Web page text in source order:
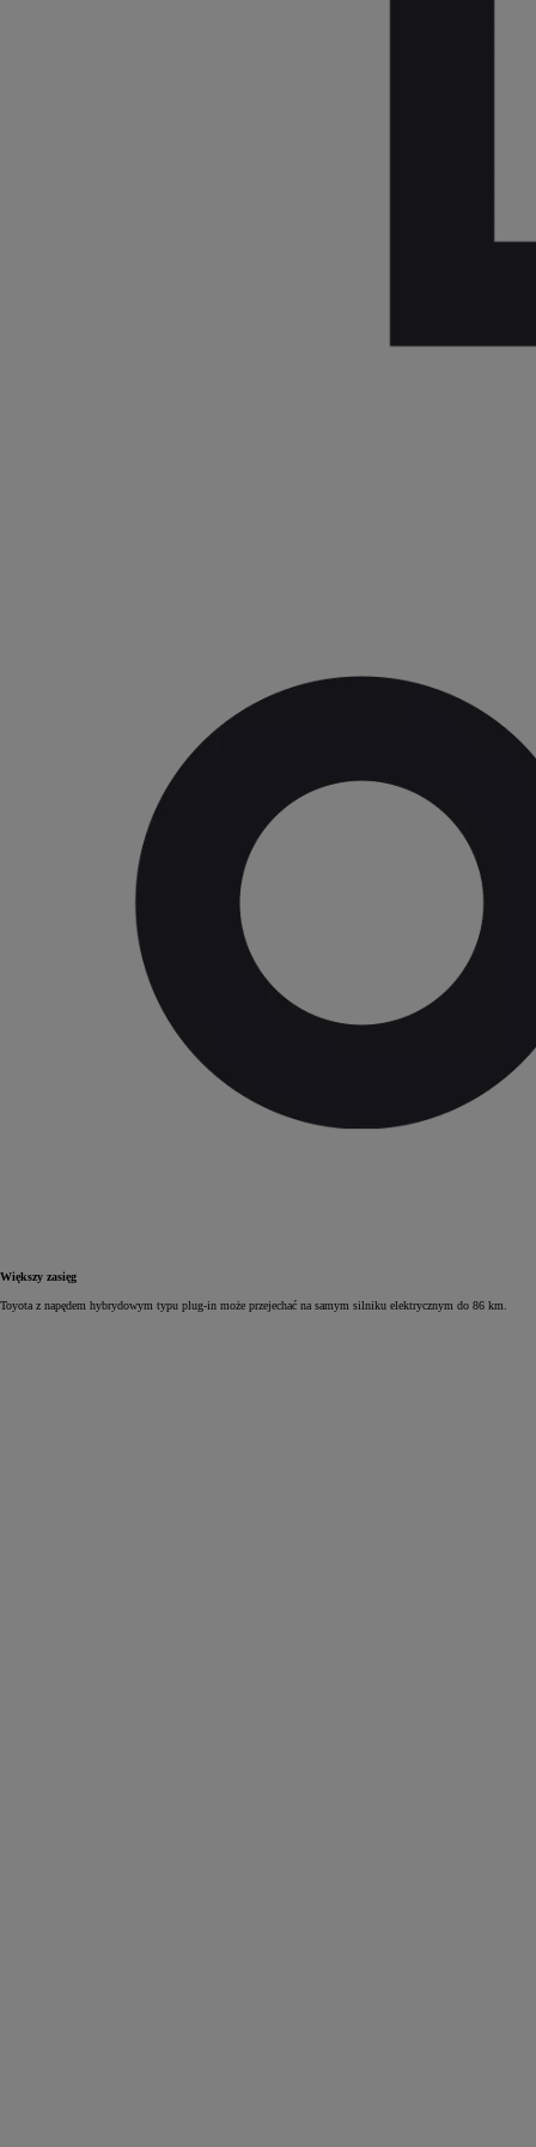
Większy zasięg
Toyota z napędem hybrydowym typu plug‑in może przejechać na samym silniku elektrycznym do 86 km.